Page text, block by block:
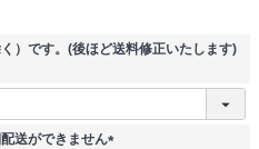
）です。(後ほど送料修正いたします)
送ができません